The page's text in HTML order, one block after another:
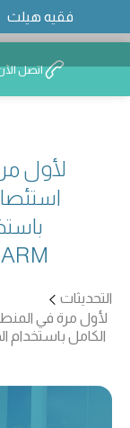
فقيه هيلث
اتصل
لأول
التحديثات
لأول مرة في